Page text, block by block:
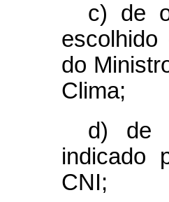
c) de
do
Clima;
d) de
indicado
CNI;